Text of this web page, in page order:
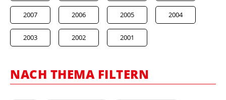
2007 2006 2005 2004
2003 2002 2001
NACH THEMA FILTERN